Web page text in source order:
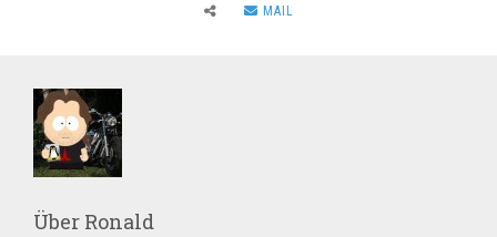
MAIL
Über Ronald